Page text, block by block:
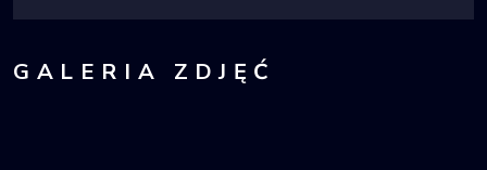
GALERIA ZDJĘĆ